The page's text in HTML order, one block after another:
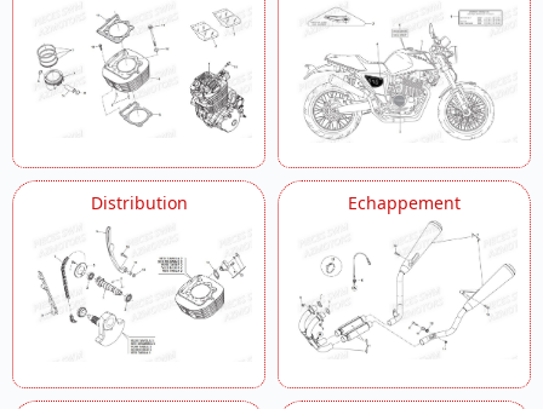
Distribution Echappement